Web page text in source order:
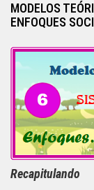
MODELOS
ENFOQUES
Recapitulando